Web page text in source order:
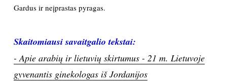
LAISVALAIKIS
Gardus ir neįprastas pyragas.
Skaitomiausi savaitgalio tekstai:
- Apie arabių ir lietuvių skirtumus - 21 m. Lietuvoje
gyvenantis ginekologas iš Jordanijos